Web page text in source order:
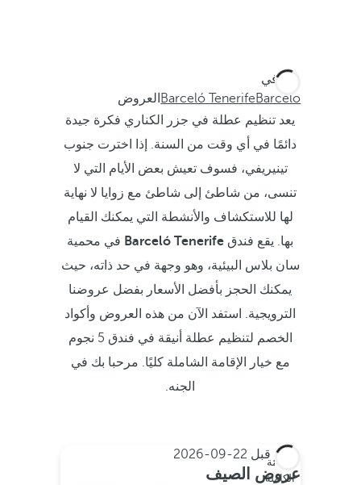
أنت في
Barceló
Barceló Tenerife العروض
يعد تنظيم عطلة في جزر الكناري فكرة جيدة
دائمًا في أي وقت من السنة. إذا اخترت جنوب
تينيريفي، فسوف تعيش بعض الأيام التي لا
تنسى، من شاطئ إلى شاطئ مع زوايا لا نهاية
لها للاستكشاف والأنشطة التي يمكنك القيام
بها. يقع فندق Barceló Tenerife في محمية
سان بلاس البيئية، وهو وجهة في حد ذاته، حيث
يمكنك الحجز بأفضل الأسعار بفضل عروضنا
الترويجية. استفد الآن من هذه العروض وأكواد
الخصم لتنظيم عطلة أنيقة في فندق 5 نجوم
مع خيار الإقامة الشاملة كليًا. مرحبا بك في
الجنه.
الإقامة
الكاملة
احجز قبل 22-09-2026
عروض الصيف